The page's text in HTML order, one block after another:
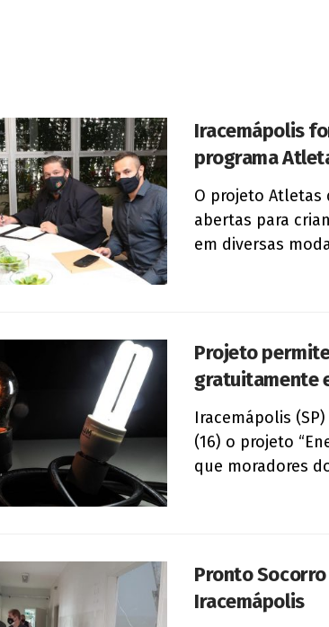
Iracemápolis
programa
O projeto Atletas
abertas para
em diversas
Projeto
gratuitamente
Iracemápolis
(16) o projeto
que moradores
Pronto
Iracemápolis